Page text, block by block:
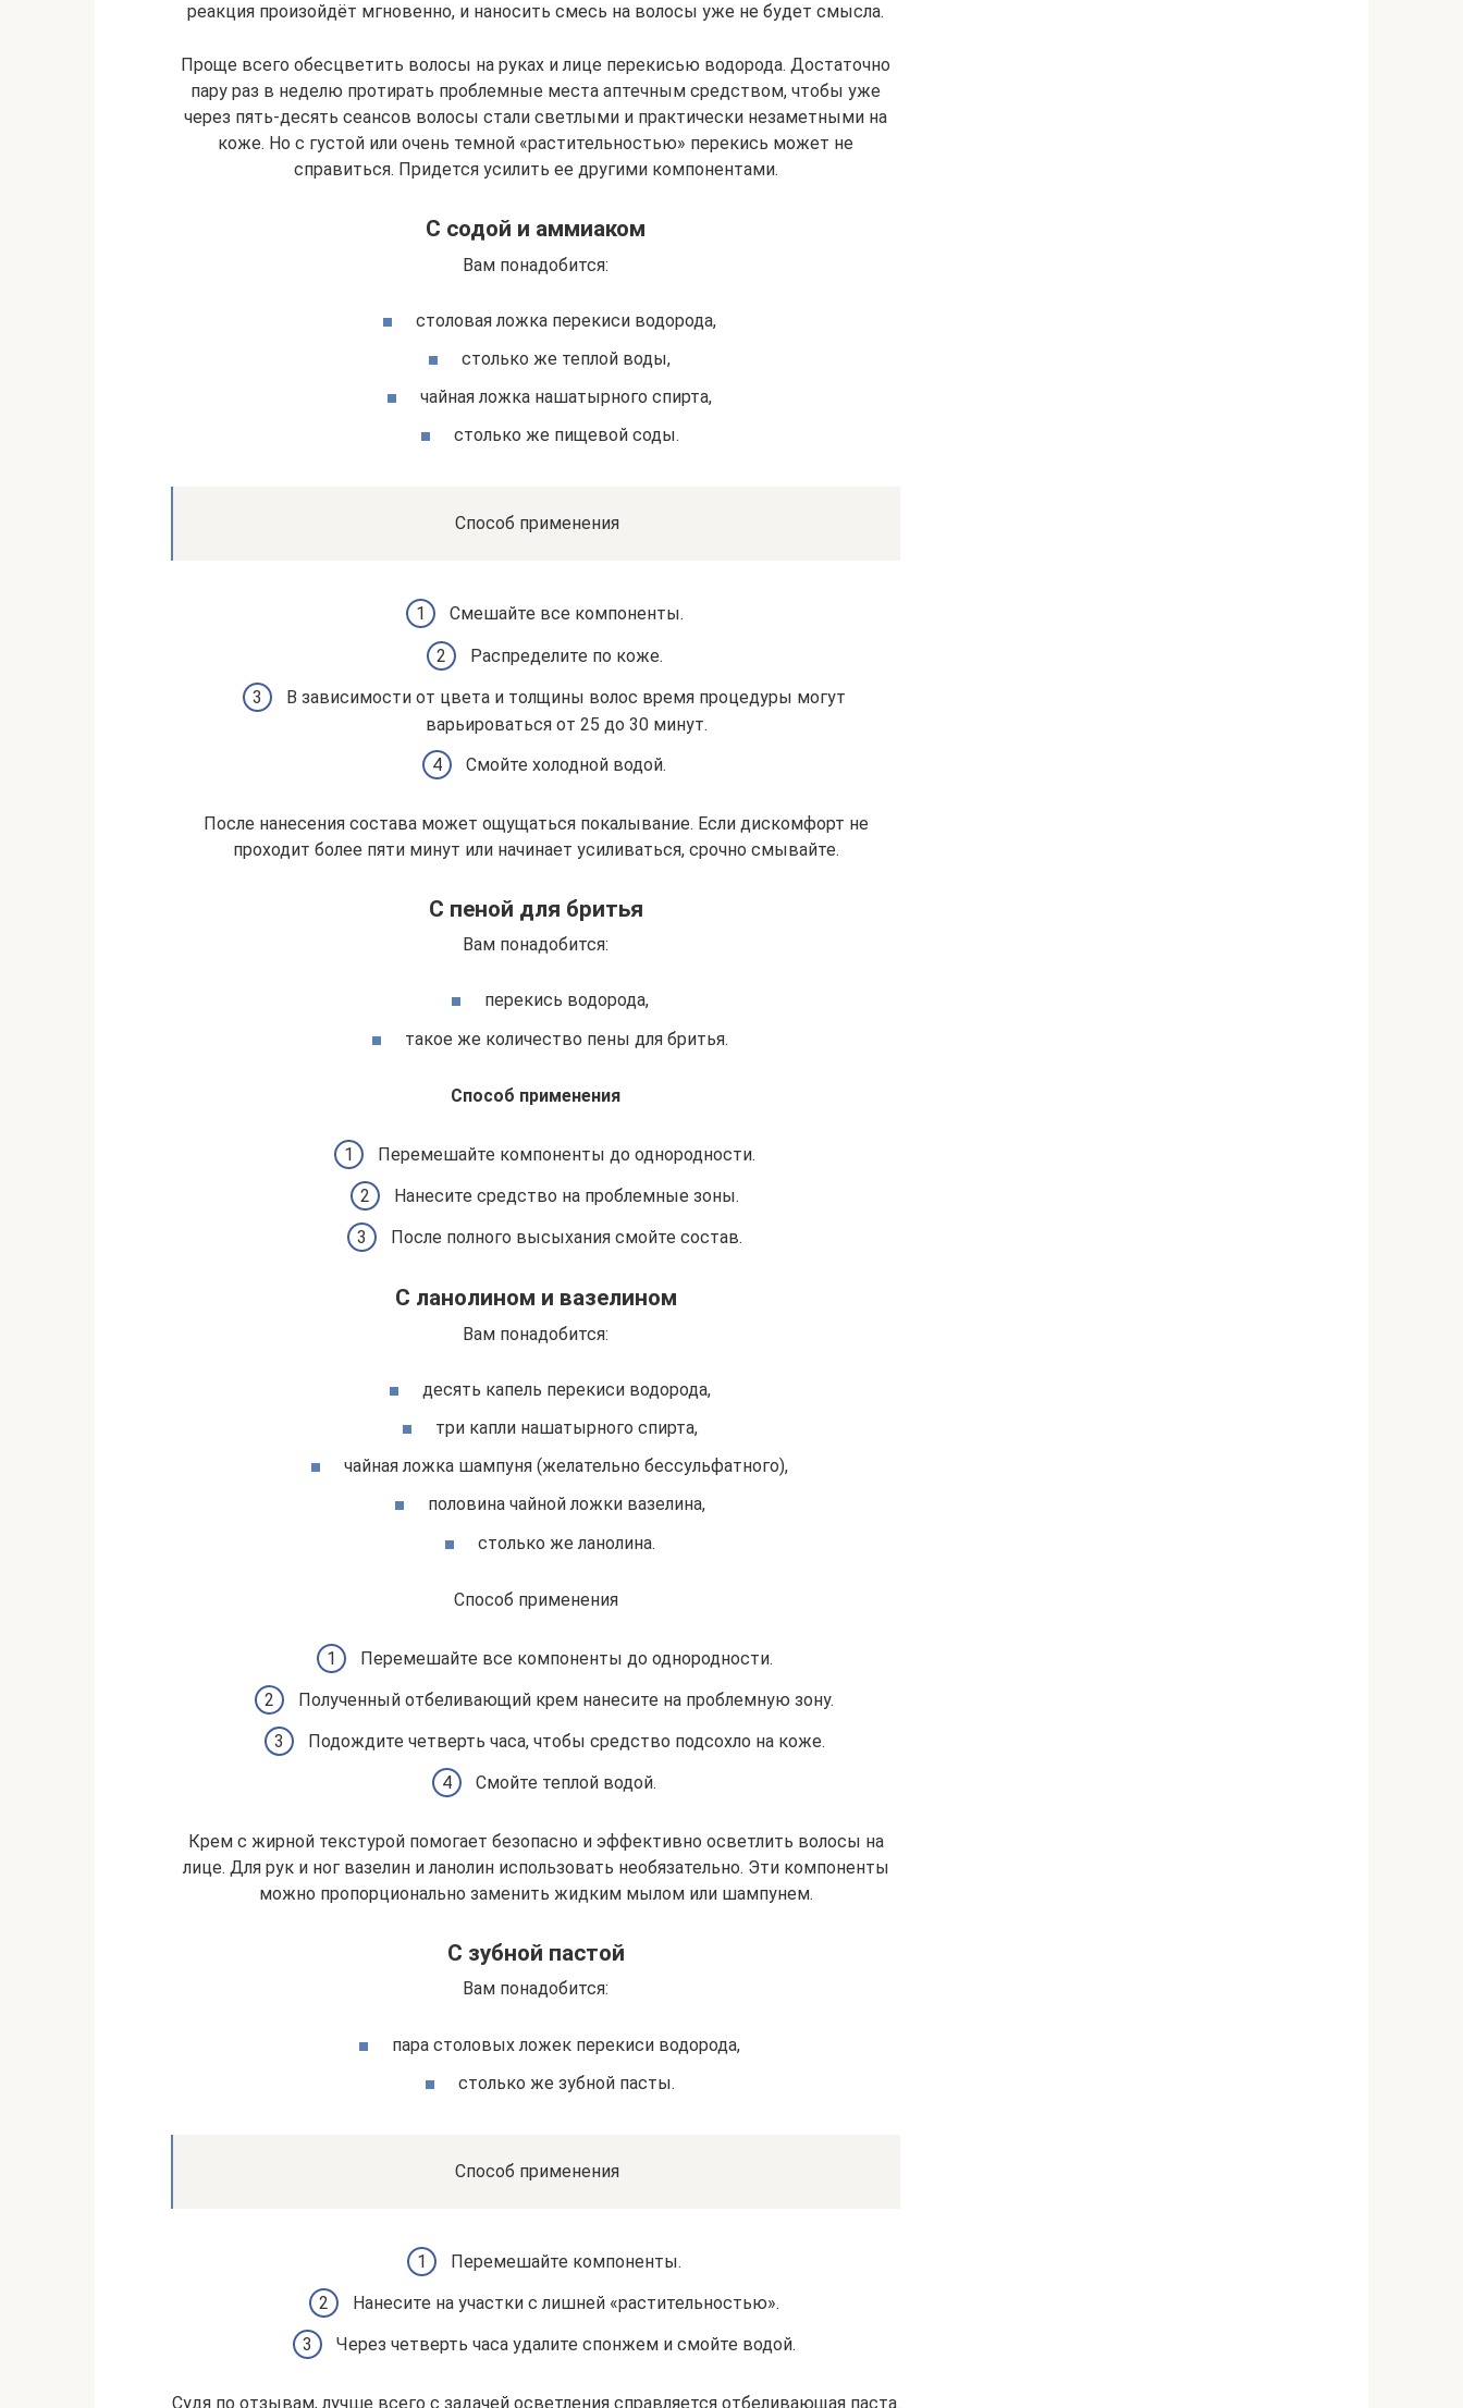
реакция произойдёт мгновенно, и наносить смесь на волосы уже не будет смысла.
Проще всего обесцветить волосы на руках и лице перекисью водорода. Достаточно
пару раз в неделю протирать проблемные места аптечным средством, чтобы уже
через пять-десять сеансов волосы стали светлыми и практически незаметными на
коже. Но с густой или очень темной «растительностью» перекись может не
справиться. Придется усилить ее другими компонентами.
С содой и аммиаком
Вам понадобится:
столовая ложка перекиси водорода,
столько же теплой воды,
чайная ложка нашатырного спирта,
столько же пищевой соды.
Способ применения
Смешайте все компоненты.
Распределите по коже.
В зависимости от цвета и толщины волос время процедуры могут
варьироваться от 25 до 30 минут.
Смойте холодной водой.
После нанесения состава может ощущаться покалывание. Если дискомфорт не
проходит более пяти минут или начинает усиливаться, срочно смывайте.
С пеной для бритья
Вам понадобится:
перекись водорода,
такое же количество пены для бритья.
Способ применения
Перемешайте компоненты до однородности.
Нанесите средство на проблемные зоны.
После полного высыхания смойте состав.
С ланолином и вазелином
Вам понадобится:
десять капель перекиси водорода,
три капли нашатырного спирта,
чайная ложка шампуня (желательно бессульфатного),
половина чайной ложки вазелина,
столько же ланолина.
Способ применения
Перемешайте все компоненты до однородности.
Полученный отбеливающий крем нанесите на проблемную зону.
Подождите четверть часа, чтобы средство подсохло на коже.
Смойте теплой водой.
Крем с жирной текстурой помогает безопасно и эффективно осветлить волосы на
лице. Для рук и ног вазелин и ланолин использовать необязательно. Эти компоненты
можно пропорционально заменить жидким мылом или шампунем.
С зубной пастой
Вам понадобится:
пара столовых ложек перекиси водорода,
столько же зубной пасты.
Способ применения
Перемешайте компоненты.
Нанесите на участки с лишней «растительностью».
Через четверть часа удалите спонжем и смойте водой.
Судя по отзывам, лучше всего с задачей осветления справляется отбеливающая паста.